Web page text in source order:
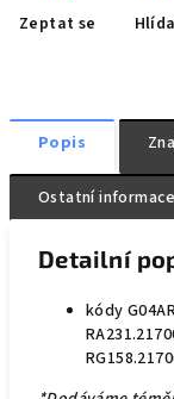
Zeptat se
Popis
Ostatní informace
Detailní
kódy